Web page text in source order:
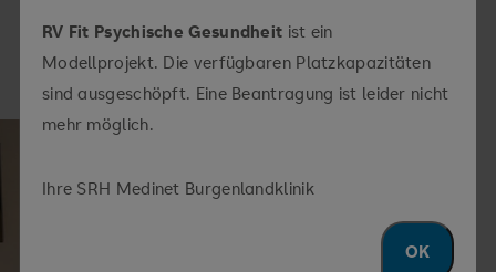
RV Fit Psychische Gesundheit ist ein
Modellprojekt. Die verfügbaren Platzkapazitäten
sind ausgeschöpft. Eine Beantragung ist leider nicht
mehr möglich.
Ihre SRH Medinet Burgenlandklinik
OK
Emotionsregulation angeboten.